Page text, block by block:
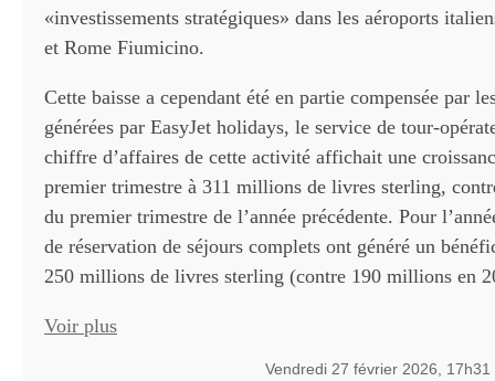
«investissements stratégiques» dans les aéroports
et Rome Fiumicino.
Cette baisse a cependant été en partie compensée par
générées par EasyJet holidays, le service de tour-
chiffre d’affaires de cette activité affichait une
premier trimestre à 311 millions de livres sterling,
du premier trimestre de l’année précédente. Pour
de réservation de séjours complets ont généré un
250 millions de livres sterling (contre 190 millions en
Voir plus
Vendredi 27 février 2026,